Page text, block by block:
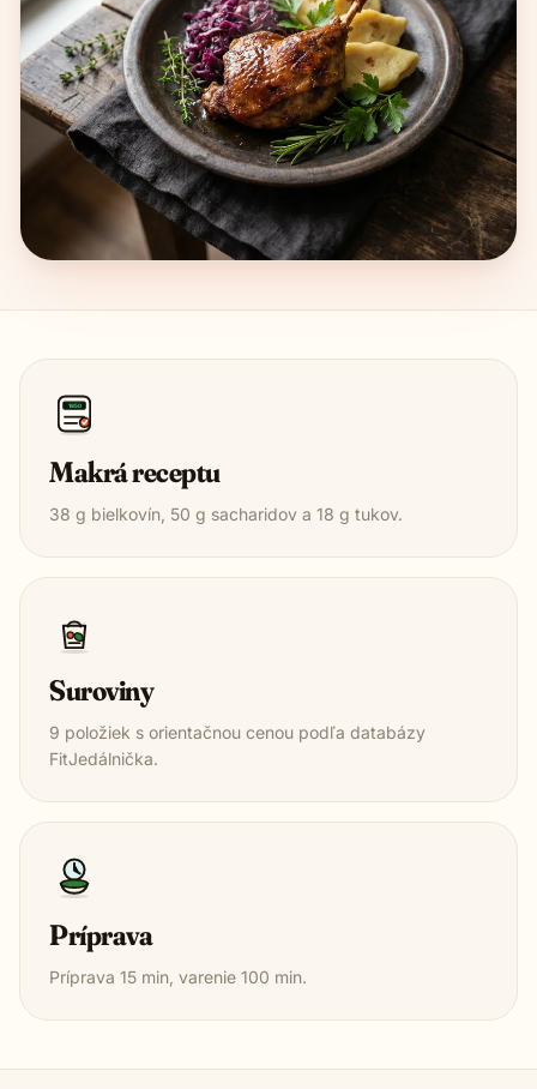
1850
Makrá receptu
38 g bielkovín, 50 g sacharidov a 18 g tukov.
Suroviny
9 položiek s orientačnou cenou podľa databázy
FitJedálnička.
Príprava
Príprava 15 min, varenie 100 min.